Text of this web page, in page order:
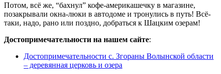
Потом, всё же, “бахнул” кофе-америкашечку в магазине,
позакрывали окна-люки в автодоме и тронулись в путь! Всё-
таки, надо, рано или поздно, добраться к Шацким озерам!
Достопримечательности на нашем сайте:
Достопримечательности с. Згораны Волынской области
– деревянная церковь и озера